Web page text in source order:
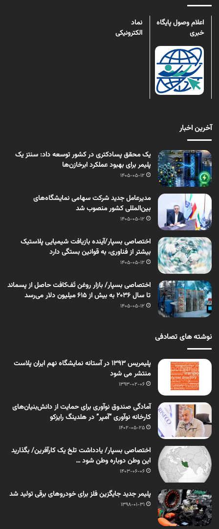
اعلام وصول پایگاه
خبری
نماد
الکترونیکی
آخرین اخبار
یک محقق پسادکتری در کشور توسعه داد: سنتز یک
پلیمر برای بهبود عملکرد ابرخازن‌ها
1405-05-12
مدیرعامل جدید شرکت سهامی نمایشگاه‌های
بین‌المللی کشور منصوب شد
1405-05-12
اختصاصی بسپار/آینده بازیافت شیمیایی پلاستیک
بیشتر از فناوری، به قوانین بستگی دارد
1405-05-12
اختصاصی بسپار/ بازار روغن تَف‌کافت حاصل از پسماند
تا سال ۲۰۳۶ به بیش از ۶۱۵ میلیون دلار می‌رسد
1405-05-12
نوشته های تصادفی
پلیمریس 1393 در آستانه نمایشگاه نهم ایران پلاست
منتشر می شود
1393-02-06
آمادگی صندوق نوآوری برای حمایت از دانش‌بنیان‌های
کارخانه نوآوری “آمپر” در هلدینگ رایزکو
1402-05-25
اختصاصی بسپار/ یادداشت تلخ یک کارآفرین/ بگذارید
این وطن دوباره وطن شود …
1403-06-06
پلیمر جدید جایگزین فلز برای خودروهای برقی تولید شد
1398-01-31